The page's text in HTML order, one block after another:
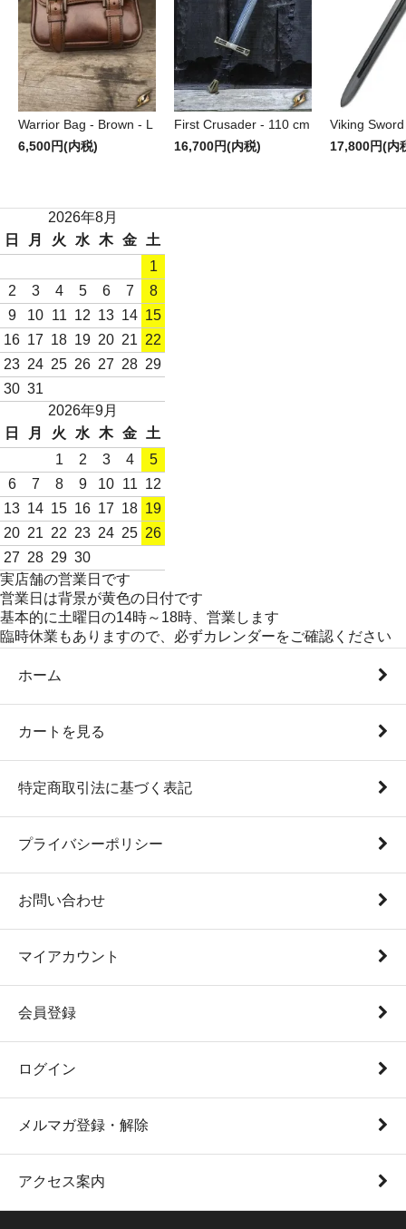
Warrior Bag - Brown - L
6,500円(内税)
First Crusader - 110 cm
16,700円(内税)
Viking Sword
17,800円(内
2026年8月
日
月 火 水 木 金
土
1
2
3 4 5 6 7
8
9
10 11 12 13 14 15
16 17 18 19 20 21 22
23 24 25 26 27 28 29
30 31
2026年9月
日
月 火 水 木 金
土
1
2 3 4
5
6
7 8 9 10 11 12
13 14 15 16 17 18 19
20 21 22 23 24 25 26
27 28 29 30
実店舗の営業日です
営業日は背景が黄色の日付です
基本的に土曜日の14時～18時、営業します
臨時休業もありますので、必ずカレンダーをご確認ください
ホーム
カートを見る
特定商取引法に基づく表記
プライバシーポリシー
お問い合わせ
マイアカウント
会員登録
ログイン
メルマガ登録・解除
アクセス案内